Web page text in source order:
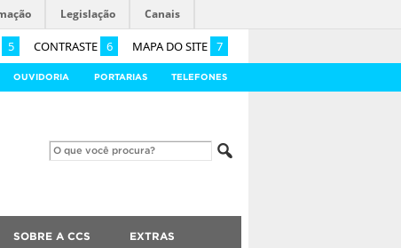
5 CONTRASTE 6 MAPA DO SITE 7
Legislação Canais
OUVIDORIA PORTARIAS TELEFONES
SOBRE A CCS EXTRAS